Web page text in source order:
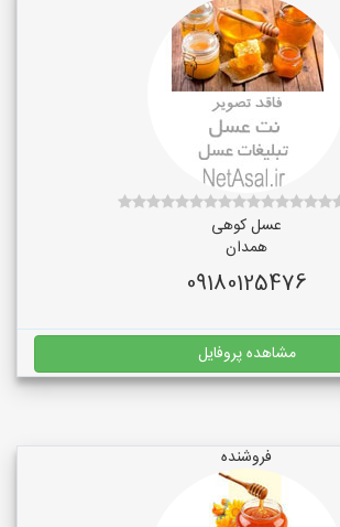
عسل کوهی
همدان
09180125476
مشاهده پروفایل
فروشنده